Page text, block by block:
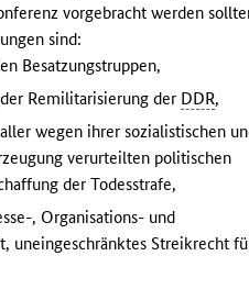
vorgebracht werden
sind:
Besatzungstruppen,
Remilitarisierung der DDR,
wegen ihrer sozialistischen
verurteilten politischen
der Todesstrafe,
, Organisations- und
uneingeschränktes Streikrecht